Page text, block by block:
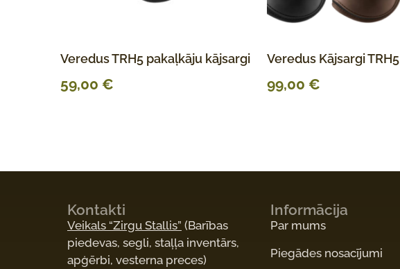
Veredus TRH5 pakaļkāju kājsargi
59,00 €
Veredus Kājsargi TRH5
99,00 €
Kontakti
Veikals “Zirgu Stallis” (Barības
piedevas, segli, staļļa inventārs,
apģērbi, vesterna preces)
Informācija
Par mums
Piegādes nosacījumi